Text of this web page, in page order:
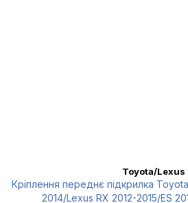
Toyota/Lexus
Кріплення переднє підкрилка
2014/Lexus RX 2012-2015/ES